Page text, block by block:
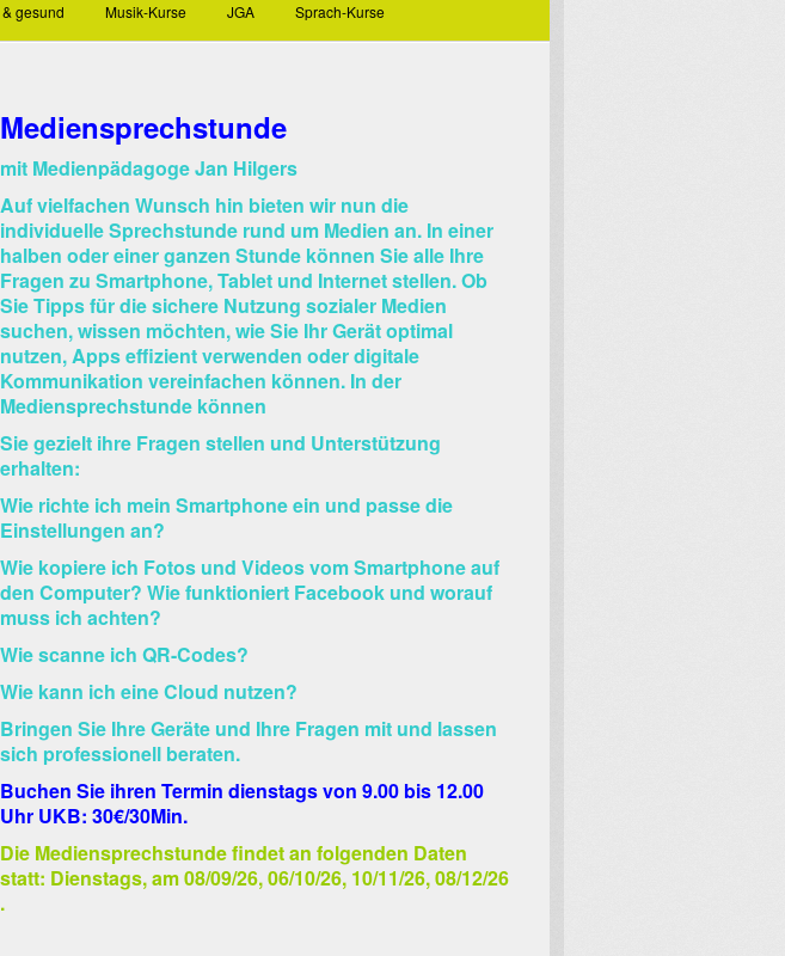
gesund Musik-Kurse JGA Sprach-Kurse
Mediensprechstunde
mit Medienpädagoge Jan Hilgers
Auf vielfachen Wunsch hin bieten wir nun die
individuelle Sprechstunde rund um Medien an. In einer
halben oder einer ganzen Stunde können Sie alle Ihre
Fragen zu Smartphone, Tablet und Internet stellen. Ob
Sie Tipps für die sichere Nutzung sozialer Medien
suchen, wissen möchten, wie Sie Ihr Gerät optimal
nutzen, Apps effizient verwenden oder digitale
Kommunikation vereinfachen können. In der
Mediensprechstunde können
Sie gezielt ihre Fragen stellen und Unterstützung
erhalten:
Wie richte ich mein Smartphone ein und passe die
Einstellungen an?
Wie kopiere ich Fotos und Videos vom Smartphone auf
den Computer? Wie funktioniert Facebook und worauf
muss ich achten?
Wie scanne ich QR-Codes?
Wie kann ich eine Cloud nutzen?
Bringen Sie Ihre Geräte und Ihre Fragen mit und lassen
sich professionell beraten.
Buchen Sie ihren Termin dienstags von 9.00 bis 12.00
Uhr UKB: 30€/30Min.
Die Mediensprechstunde findet an folgenden Daten
statt: Dienstags, am 08/09/26, 06/10/26, 10/11/26, 08/12/26
.